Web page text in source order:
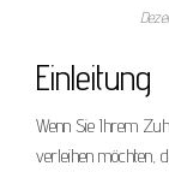
Einleitung
Wenn Sie Ihrem
verleihen möchten,